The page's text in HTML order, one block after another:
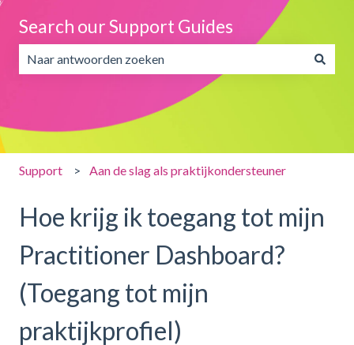
Search our Support Guides
Er zijn geen suggesties want het zoekveld is leeg.
Support Aan de slag als praktijkondersteuner
Hoe krijg ik toegang tot mijn
Practitioner Dashboard?
(Toegang tot mijn
praktijkprofiel)